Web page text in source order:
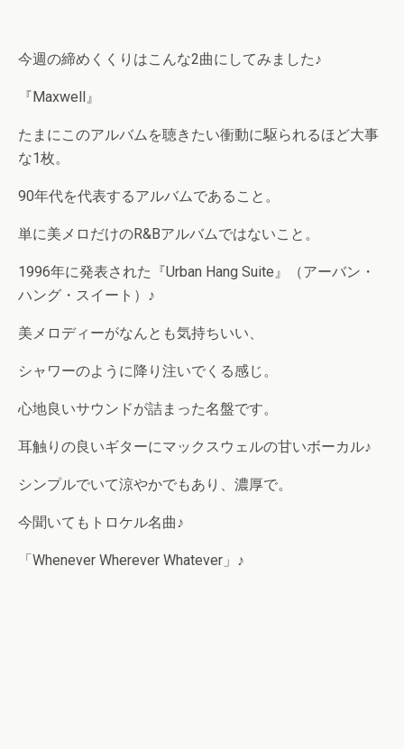
今週の締めくくりはこんな2曲にしてみました♪
『Maxwell』
たまにこのアルバムを聴きたい衝動に駆られるほど大事
な1枚。
90年代を代表するアルバムであること。
単に美メロだけのR&Bアルバムではないこと。
1996年に発表された『Urban Hang Suite』（アーバン・
ハング・スイート）♪
美メロディーがなんとも気持ちいい、
シャワーのように降り注いでくる感じ。
心地良いサウンドが詰まった名盤です。
耳触りの良いギターにマックスウェルの甘いボーカル♪
シンプルでいて涼やかでもあり、濃厚で。
今聞いてもトロケル名曲♪
「Whenever Wherever Whatever」♪